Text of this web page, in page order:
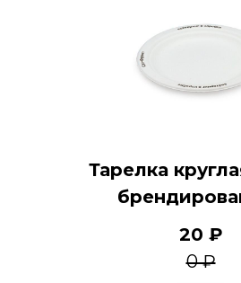
Тарелка
20 ₽
0 ₽